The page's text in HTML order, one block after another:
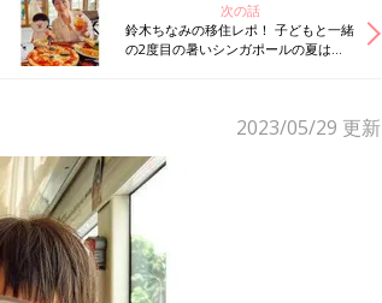
次の話
鈴木ちなみの移住レポ！ 子どもと一緒
の2度目の暑いシンガポールの夏は、
2023/05/29 更新